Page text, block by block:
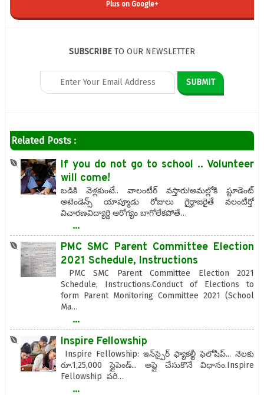
Plus on Google+
SUBSCRIBE TO OUR NEWSLETTER
Related Posts :
If you do not go to school .. Volunteer
will come!
బడికి వెళ్లకుంటే.. వాలంటీర్ వస్తారు!అమల్లోకి స్టూడెంట్
అటెండెన్స్ యాప్మూడు రోజులు గైర్హాజరైతే వలంటీర్తో
విచారణవిద్యార్థి ఆరోగ్యం బాగోలేకపోతే…
...
PMC SMC Parent Committee Election
2021 Schedule, Instructions
PMC SMC Parent Committee Election 2021
Schedule, Instructions.Conduct of Elections to
form Parent Monitoring Committee 2021 (School
Ma…
...
Inspire Fellowship
Inspire Fellowship: ఇన్‌స్పైర్ ఫ్యాకల్టీ ఫెలోషిప్... నెలకు
రూ.1,25,000 స్టైపెండ్... అప్లై చేసుకొనే విధానం.Inspire
Fellowship పరి…
...